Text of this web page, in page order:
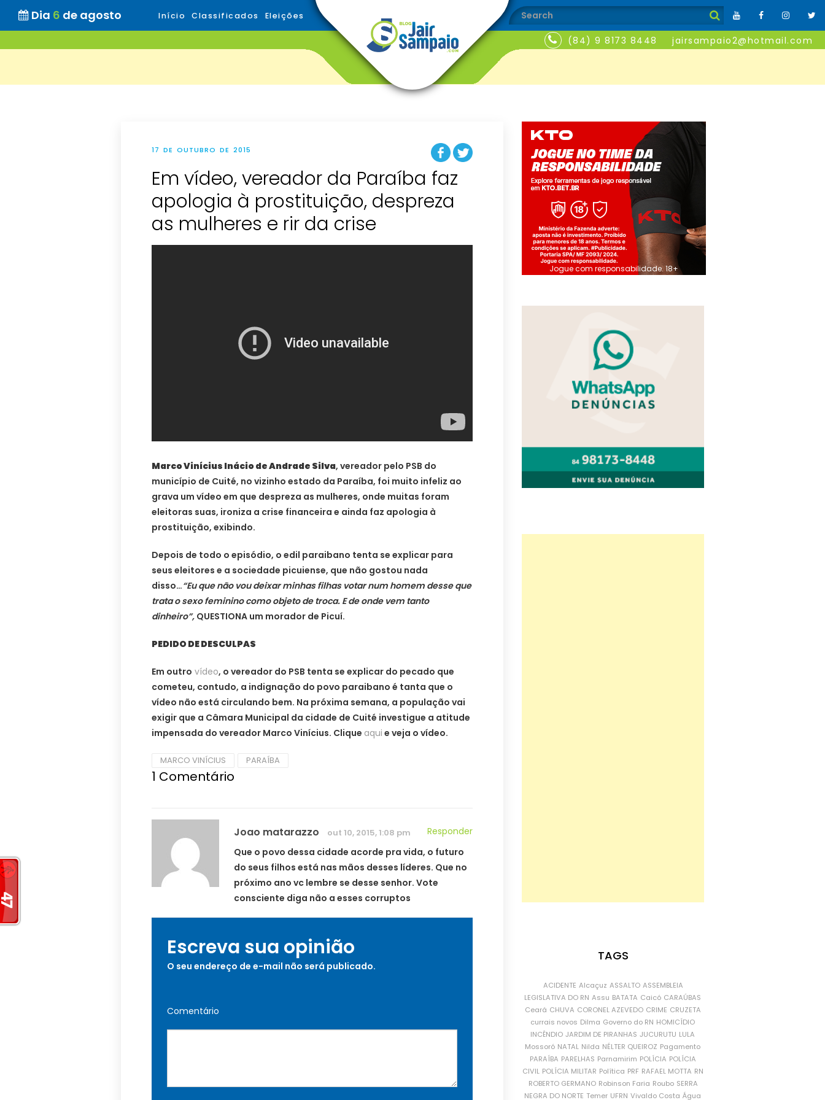
Dia 6 de agosto Início Classificados Eleições
(84) 9 8173 8448 jairsampaio2@hotmail.com
17 DE OUTUBRO DE 2015
Em vídeo, vereador da Paraíba faz
apologia à prostituição, despreza
as mulheres e rir da crise
Marco Vinícius Inácio de Andrade Silva, vereador pelo PSB do
município de Cuité, no vizinho estado da Paraíba, foi muito infeliz ao
grava um vídeo em que despreza as mulheres, onde muitas foram
eleitoras suas, ironiza a crise financeira e ainda faz apologia à
prostituição, exibindo.
Depois de todo o episódio, o edil paraibano tenta se explicar para
seus eleitores e a sociedade picuiense, que não gostou nada
disso…“Eu que não vou deixar minhas filhas votar num homem desse que
trata o sexo feminino como objeto de troca. E de onde vem tanto
dinheiro”, QUESTIONA um morador de Picuí.
PEDIDO DE DESCULPAS
Em outro vídeo, o vereador do PSB tenta se explicar do pecado que
cometeu, contudo, a indignação do povo paraibano é tanta que o
vídeo não está circulando bem. Na próxima semana, a população vai
exigir que a Câmara Municipal da cidade de Cuité investigue a atitude
impensada do vereador Marco Vinícius. Clique aqui e veja o vídeo.
MARCO VINÍCIUS PARAÍBA
1 Comentário
Joao matarazzo out 10, 2015, 1:08 pm
Responder
Que o povo dessa cidade acorde pra vida, o futuro
do seus filhos está nas mãos desses líderes. Que no
próximo ano vc lembre se desse senhor. Vote
consciente diga não a esses corruptos
Escreva sua opinião
O seu endereço de e-mail não será publicado.
Comentário
Jogue com responsabilidade. 18+
TAGS
ACIDENTE Alcaçuz ASSALTO ASSEMBLEIA
LEGISLATIVA DO RN Assu BATATA Caicó CARAÚBAS
Ceará CHUVA CORONEL AZEVEDO CRIME CRUZETA
currais novos Dilma Governo do RN HOMICÍDIO
INCÊNDIO JARDIM DE PIRANHAS JUCURUTU LULA
Mossoró NATAL Nilda NÉLTER QUEIROZ Pagamento
PARAÍBA PARELHAS Parnamirim POLÍCIA POLÍCIA
CIVIL POLÍCIA MILITAR Política PRF RAFAEL MOTTA RN
ROBERTO GERMANO Robinson Faria Roubo SERRA
NEGRA DO NORTE Temer UFRN Vivaldo Costa Água